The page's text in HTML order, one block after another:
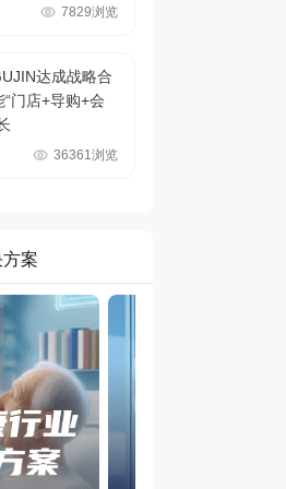
7829浏览
达成战略合
门店+导购+会
36361浏览
案